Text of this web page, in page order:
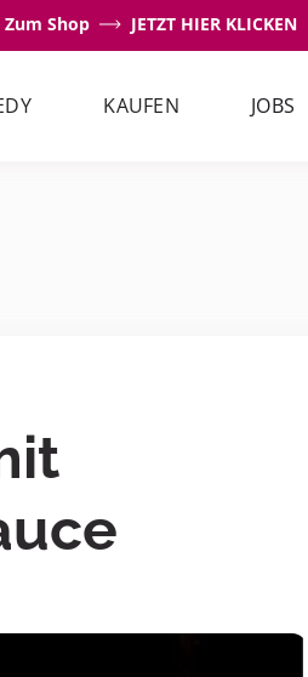
Zum Shop JETZT HIER KLICKEN
KAUFEN JOBS